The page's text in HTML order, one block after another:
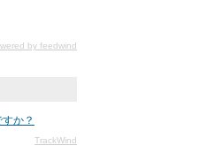
by feedwind
か？
TrackWind